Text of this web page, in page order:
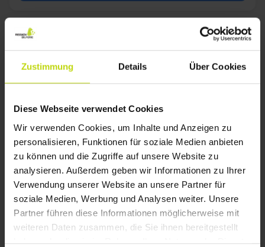
Zustimmung Details Über Cookies
Diese Webseite verwendet Cookies
Wir verwenden Cookies, um Inhalte und Anzeigen zu
personalisieren, Funktionen für soziale Medien anbieten
zu können und die Zugriffe auf unsere Website zu
analysieren. Außerdem geben wir Informationen zu Ihrer
Verwendung unserer Website an unsere Partner für
soziale Medien, Werbung und Analysen weiter. Unsere
Partner führen diese Informationen möglicherweise mit
weiteren Daten zusammen, die Sie ihnen bereitgestellt
FAQ
Welche Hotels in Last Minute DEALS Gråsten
berücksichtigen?
Die günstigste Zeit für einen Hotelaufenthalt in Last Minute
DEALS Gråsten ist häufig außerhalb der Hochsaison oder
Welche Ausflüge eignen sich als
Tagesausflug von Last Minute DEALS
Gråsten?
Die beste Reisezeit für Last Minute DEALS Gråsten hängt von